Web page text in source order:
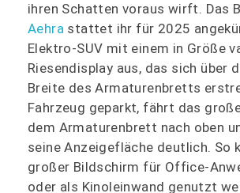
ihren Schatten voraus wirft. Das
Aehra stattet ihr für 2025
Elektro-SUV mit einem in Größe
Riesendisplay aus, das sich über
Breite des Armaturenbretts
Fahrzeug geparkt, fährt das
dem Armaturenbrett nach oben
seine Anzeigefläche deutlich. So
großer Bildschirm für Office-
oder als Kinoleinwand genutzt